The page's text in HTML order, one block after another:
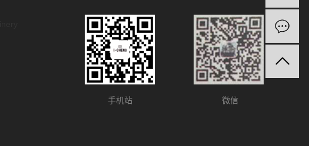
手机站 微信